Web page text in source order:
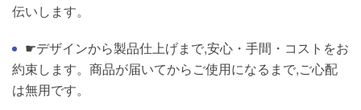
伝いします。
☛デザインから製品仕上げまで,安心・手間・コストをお
約束します。商品が届いてからご使用になるまで,ご心配
は無用です。